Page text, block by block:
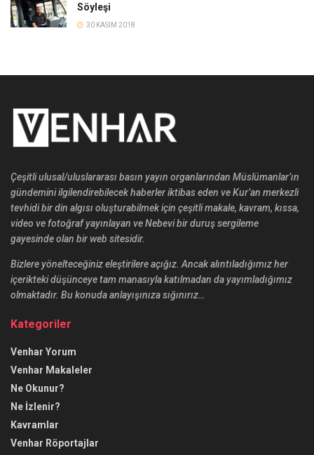
Söyleşi
30 KASIM 2018
Çeşitli ulusal/uluslararası basın yayın organlarından Müslümanlar’ın
gündemini ilgilendirebilecek haberler iktibas eden ve Kur’an merkezli
tevhidi bir din algısı oluşturabilmek için çeşitli makale, kavram, kıssa,
video ve fotoğraf yayınlayan ve Nebevi bir duruş sergileme
gayesinde olan bir web sitesidir.
Bizlere yönelteceğiniz eleştirilere açığız. Ancak alıntıladığımız her
içerikteki düşünceye tam manasıyla katılmadan da yayımladığımız
olmaktadır. Bu konuda anlayışınıza sığınırız…
Kategoriler
Venhar Yorum
Venhar Makaleler
Ne Okunur?
Ne İzlenir?
Kavramlar
Venhar Röportajlar